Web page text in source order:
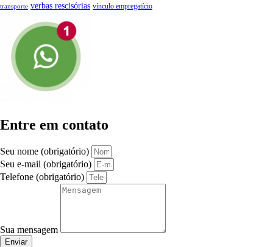
transporte verbas rescisórias vínculo empregatício
Entre em contato
Seu nome (obrigatório)
Seu e-mail (obrigatório)
Telefone (obrigatório)
Sua mensagem
Enviar